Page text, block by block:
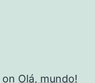
on Olá, mundo!